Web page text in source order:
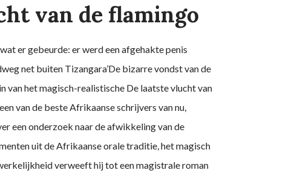
van de flamingo
er gebeurde: er werd een afgehakte penis
net buiten Tizangara’De bizarre vondst van de
van het magisch-realistische De laatste vlucht van
van de beste Afrikaanse schrijvers van nu,
een onderzoek naar de afwikkeling van de
uit de Afrikaanse orale traditie, het magisch
verweeft hij tot een magistrale roman